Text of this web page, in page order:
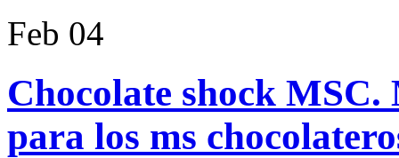
Feb 04
Chocolate shock
para los ms